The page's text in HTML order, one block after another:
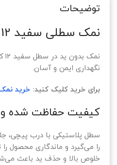
توضیحات
نمک سطلی سفید 12 kg بدون ید
نگهداری ایمن و آسان.
برای خرید کلیک کنید: خرید
کیفیت حفاظت شده و
سطل پلاستیکی با درب پیچی،
را می‌گیرد و ماندگاری محصول
خلوص بالا و حذف ید باعث